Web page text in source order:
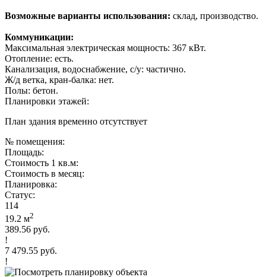
Возможные варианты использования: склад, производство.
Коммуникации:
Максимальная электрическая мощность: 367 кВт.
Отопление: есть.
Канализация, водоснабжение, с/у: частично.
Ж/д ветка, кран-балка: нет.
Полы: бетон.
Планировки этажей:
План здания временно отсутствует
№ помещения:
Площадь:
Стоимость 1 кв.м:
Стоимость в месяц:
Планировка:
Статус:
114
19.2 м2
389.56 руб.
!
7 479.55 руб.
!